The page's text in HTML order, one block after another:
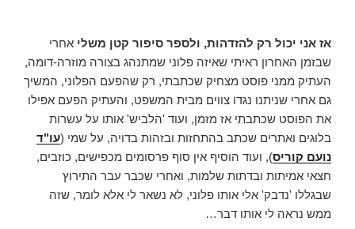
אז אני יכול רק להזדהות, ולספר סיפור קטן משלי אחרי
שבזמן האחרון ראיתי שאיזה פלוני שמתנהג בצורה מוזרה-דומה,
העתיק ממני פוסט מצחיק שכתבתי, רק שהפעם הפלוני, המשיך
גם אחרי שניתנו נגדו צווים מבית המשפט, והעתיק הפעם אפילו
את הפוסט שכתבתי אז מזמן, ועוד 'הלביש' אותו על עשרות
בלוגים ואתרים שכתב בהתחזות ובזהות בדויה, על שמי (עו"ד
נועם קוריס), ועוד הוסיף אין סוף פרסומים מכפישים, כוזבים,
חצאי אמיתות ובדתות שלמות, ואחרי שכבר עבר התירוץ
שבגללו 'נדבק' אלי אותו פלוני, לא נשאר לי אלא לומר, שזה
ממש נראה לי אותו דבר…